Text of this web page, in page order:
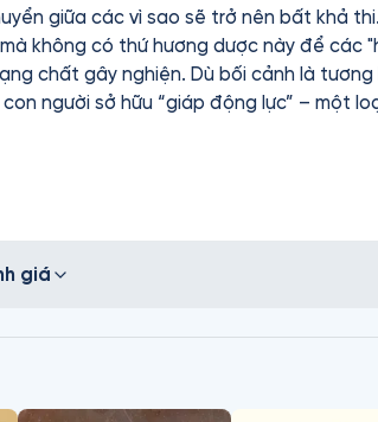
giữa các vì sao sẽ trở nên bất khả
không có thứ hương dược này để các
là tương lai xa, các trận
người sở hữu “giáp động lực” – một
Trong thế giới này, khả năng tính
dòng chảy thống nhất. Quyền năng đó
nghĩa tư bản và lý tưởng cá nhân bị
giá